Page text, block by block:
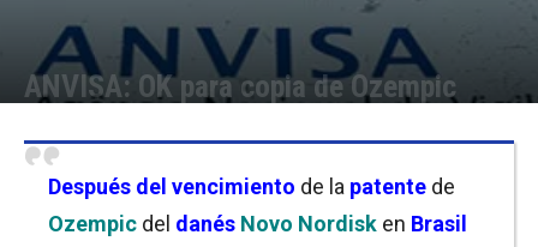
ANVISA: OK para copia de Ozempic
Después del vencimiento de la patente de
Ozempic del danés Novo Nordisk en Brasil